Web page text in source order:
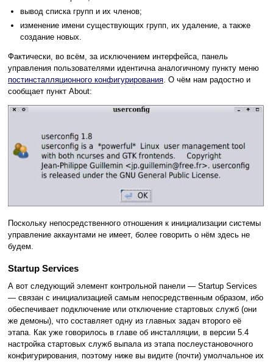
вывод списка групп и их членов;
изменение имени существующих групп, их удаление, а также
создание новых.
Фактически, во всём, за исключением интерфейса, панель
управления пользователями идентична аналогичному пункту меню
постинсталляционного конфигурирования . О чём нам радостно и
сообщает пункт About:
Поскольку непосредственного отношения к инициализации системы
управление аккаунтами не имеет, более говорить о нём здесь не
будем.
Startup Services
А вот следующий элемент контрольной панели — Startup Services
— связан с инициализацией самым непосредственным образом, ибо
обеспечивает подключение или отключение стартовых служб (они
же демоны), что составляет одну из главных задач второго её
этапа. Как уже говорилось в главе об инсталляции, в версии 5.4
настройка стартовых служб выпала из этапа послеустановочного
конфигурирования, поэтому ниже вы видите (почти) умолчальное их